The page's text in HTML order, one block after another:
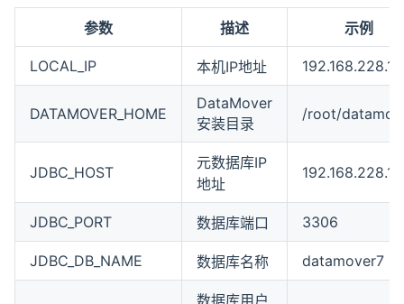
参数 描述 示例
LOCAL_IP 本机IP地址
DATAMOVER_HOME
DataMover
安装目录
/root/
JDBC_HOST
元数据库IP
地址
JDBC_PORT 数据库端口 3306
JDBC_DB_NAME 数据库名称 datamover7